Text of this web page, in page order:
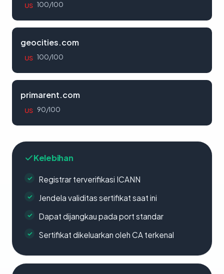
US 100/100
geocities.com
US 100/100
primarent.com
US 90/100
Kelebihan
Registrar terverifikasi ICANN
Jendela validitas sertifikat saat ini
Dapat dijangkau pada port standar
Sertifikat dikeluarkan oleh CA terkenal